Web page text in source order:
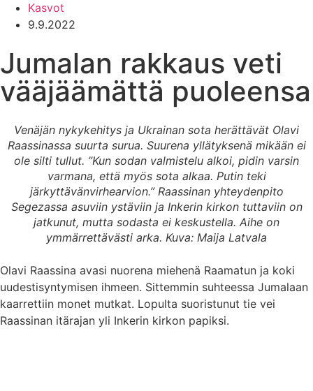
Kasvot
9.9.2022
Jumalan rakkaus veti
vääjäämättä puoleensa
Venäjän nykykehitys ja Ukrainan sota herättävät Olavi
Raassinassa suurta surua. Suurena yllätyksenä mikään ei
ole silti tullut. ”Kun sodan valmistelu alkoi, pidin varsin
varmana, että myös sota alkaa. Putin teki
järkyttävänvirhearvion.” Raassinan yhteydenpito
Segezassa asuviin ystäviin ja Inkerin kirkon tuttaviin on
jatkunut, mutta sodasta ei keskustella. Aihe on
ymmärrettävästi arka. Kuva: Maija Latvala
Olavi Raassina avasi nuorena miehenä Raamatun ja koki
uudestisyntymisen ihmeen. Sittemmin suhteessa Jumalaan
kaarrettiin monet mutkat. Lopulta suoristunut tie vei
Raassinan itärajan yli Inkerin kirkon papiksi.